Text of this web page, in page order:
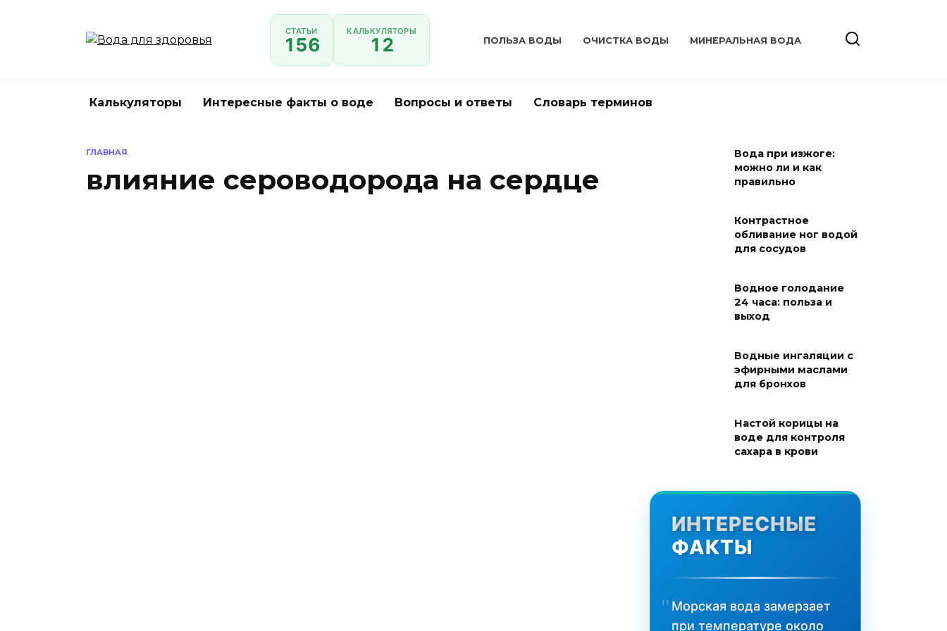
СТАТЬИ
156
КАЛЬКУЛЯТОРЫ
12 ПОЛЬЗА ВОДЫ ОЧИСТКА ВОДЫ МИНЕРАЛЬНАЯ ВОДА
Калькуляторы Интересные факты о воде Вопросы и ответы Словарь терминов
ГЛАВНАЯ
влияние сероводорода на сердце
Вода при изжоге:
можно ли и как
правильно
Контрастное
обливание ног водой
для сосудов
Водное голодание
24 часа: польза и
выход
Водные ингаляции с
эфирными маслами
для бронхов
Настой корицы на
воде для контроля
сахара в крови
ИНТЕРЕСНЫЕ
ФАКТЫ
Морская вода замерзает
при температуре около